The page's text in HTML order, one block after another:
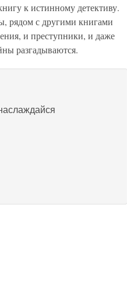
к истинному детективу.
рядом с другими книгами
и преступники, и даже
разгадываются.